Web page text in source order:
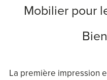
Mobilier pour
La première impression